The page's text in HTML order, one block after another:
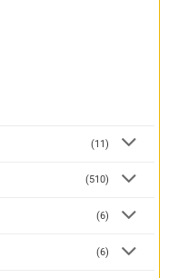
(11)
(510)
(6)
(6)